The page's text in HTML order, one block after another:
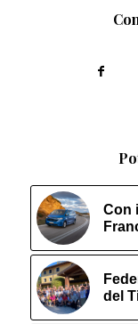
Con
del